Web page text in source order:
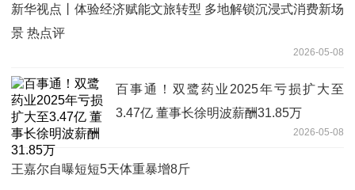
新华视点丨体验经济赋能文旅转型 多地解锁沉浸式消费新场
景 热点评
2026-05-08
百事通！双鹭药业2025年亏损扩大至
3.47亿 董事长徐明波薪酬31.85万
2026-05-08
王嘉尔自曝短短5天体重暴增8斤